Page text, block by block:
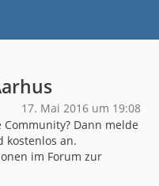
17. Mai 2016 um 19:08
Dann melde
kostenlos an.
im Forum zur